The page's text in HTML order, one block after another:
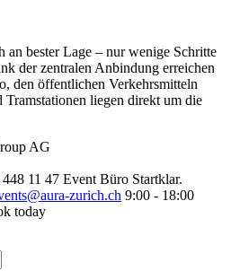
an bester Lage – nur wenige Schritte
der zentralen Anbindung erreichen
den öffentlichen Verkehrsmitteln
Tramstationen liegen direkt um die
AG
11 47 Event Büro Startklar.
zurich.ch 9:00 - 18:00
today